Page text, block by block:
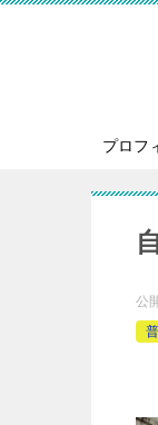
プロフ
公